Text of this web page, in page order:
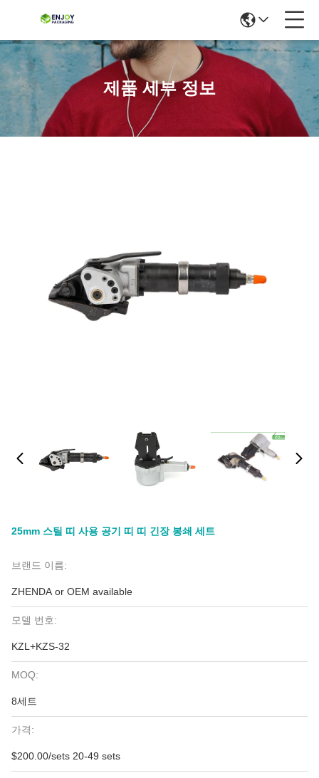
제품 세부 정보
25mm 스틸 띠 사용 공기 띠 띠 긴장 봉쇄 세트
브랜드 이름:
ZHENDA or OEM available
모델 번호:
KZL+KZS-32
MOQ:
8세트
가격:
$200.00/sets 20-49 sets